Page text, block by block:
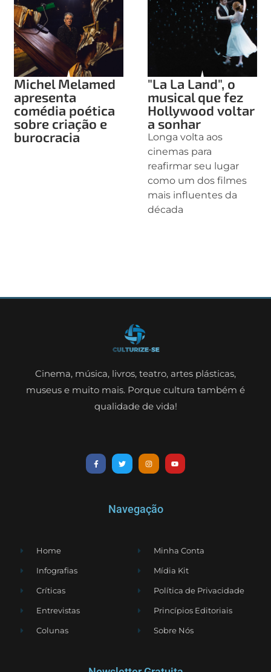
Michel Melamed
apresenta
comédia poética
sobre criação e
burocracia
"La La Land", o
musical que fez
Hollywood voltar
a sonhar
Longa volta aos
cinemas para
reafirmar seu lugar
como um dos filmes
mais influentes da
década
Cinema, música, livros, teatro, artes plásticas,
museus e muito mais. Porque cultura também é
qualidade de vida!
Navegação
Home
Infografias
Críticas
Entrevistas
Colunas
Minha Conta
Mídia Kit
Política de Privacidade
Princípios Editoriais
Sobre Nós